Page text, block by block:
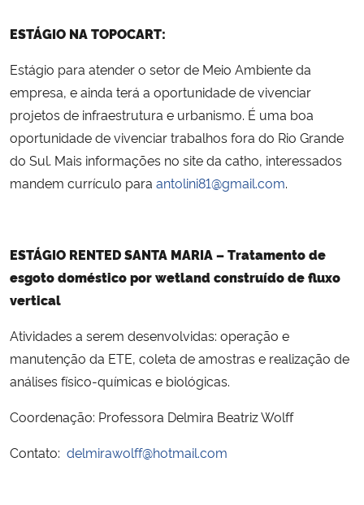
ESTÁGIO NA TOPOCART:
Estágio para atender o setor de Meio Ambiente da
empresa, e ainda terá a oportunidade de vivenciar
projetos de infraestrutura e urbanismo. É uma boa
oportunidade de vivenciar trabalhos fora do Rio Grande
do Sul. Mais informações no site da catho, interessados
mandem currículo para antolini81@gmail.com.
ESTÁGIO RENTED SANTA MARIA – Tratamento de
esgoto doméstico por wetland construído de fluxo
vertical
Atividades a serem desenvolvidas: operação e
manutenção da ETE, coleta de amostras e realização de
análises físico-químicas e biológicas.
Coordenação: Professora Delmira Beatriz Wolff
Contato: delmirawolff@hotmail.com